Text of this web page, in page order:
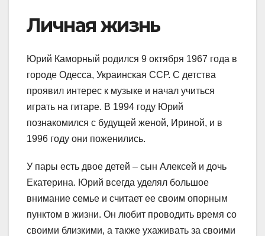
Личная жизнь
Юрий Каморный родился 9 октября 1967 года в
городе Одесса, Украинская ССР. С детства
проявил интерес к музыке и начал учиться
играть на гитаре. В 1994 году Юрий
познакомился с будущей женой, Ириной, и в
1996 году они поженились.
У пары есть двое детей – сын Алексей и дочь
Екатерина. Юрий всегда уделял большое
внимание семье и считает ее своим опорным
пунктом в жизни. Он любит проводить время со
своими близкими, а также ухаживать за своими